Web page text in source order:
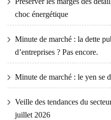
choc énergétique
Minute de marché : la dette
d’entreprises ? Pas encore.
Minute de marché : le yen se
Veille des tendances du
juillet 2026